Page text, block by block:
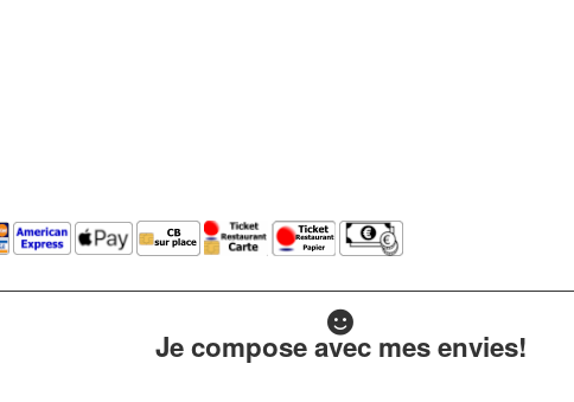
Je compose avec mes envies!